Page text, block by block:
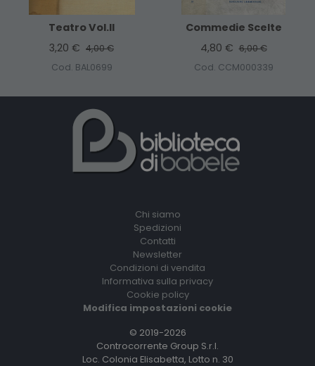
Teatro Vol.II
3,20 € 4,00 €
Cod. BAL0699
Commedie Scelte
4,80 € 6,00 €
Cod. CCM000339
Chi siamo
Spedizioni
Contatti
Newsletter
Condizioni di vendita
Informativa sulla privacy
Cookie policy
Modifica impostazioni cookie
© 2019-2026
Controcorrente Group S.r.l.
Loc. Colonia Elisabetta, Lotto n. 30